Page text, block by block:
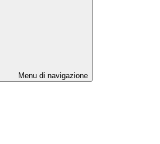
Menu di navigazione